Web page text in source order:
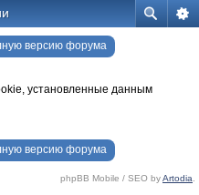
версию форума
установленные данным
версию форума
phpBB Mobile / SEO byArtodia